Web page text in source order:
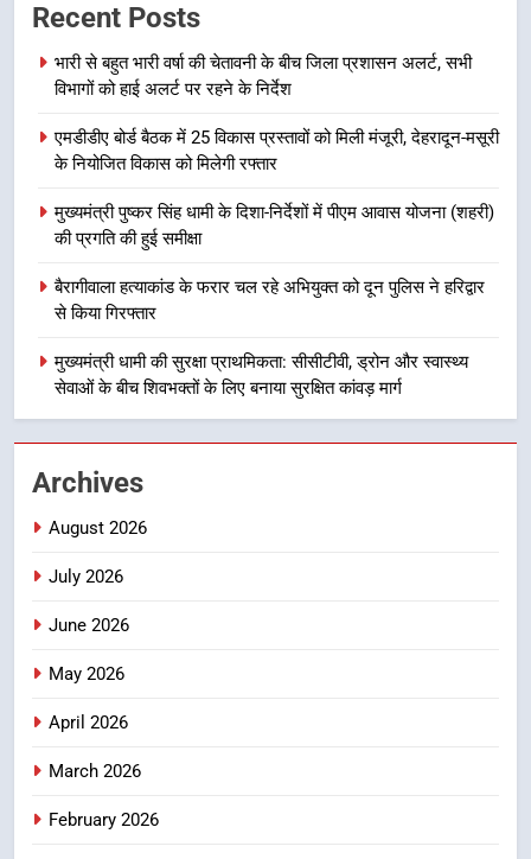
उत्तराखंड समाचार
महाराज की राजस्थान के मुख्यमंत्री से
शिष्टाचार भेंट पर्यटन और सांस्कृतिक
गतिविधियों के विस्तार पर हुई चर्चा
उत्तराखंड समाचार
भारी से बहुत भारी वर्षा की चेतावनी के बीच
अलर्ट पर रहने के निर्देश
उत्तराखंड समाचार
3
Recent Posts
भारी से बहुत भारी वर्षा की चेतावनी के बीच जिला प्रशासन अलर्ट, सभी
विभागों को हाई अलर्ट पर रहने के निर्देश
एमडीडीए बोर्ड बैठक में 25 विकास प्रस्तावों को मिली मंजूरी, देहरादून-मसूरी
के नियोजित विकास को मिलेगी रफ्तार
मुख्यमंत्री पुष्कर सिंह धामी के दिशा-निर्देशों में पीएम आवास योजना (शहरी)
की प्रगति की हुई समीक्षा
बैरागीवाला हत्याकांड के फरार चल रहे अभियुक्त को दून पुलिस ने हरिद्वार
से किया गिरफ्तार
मुख्यमंत्री धामी की सुरक्षा प्राथमिकता: सीसीटीवी, ड्रोन और स्वास्थ्य
सेवाओं के बीच शिवभक्तों के लिए बनाया सुरक्षित कांवड़ मार्ग
Archives
August 2026
July 2026
June 2026
May 2026
April 2026
March 2026
February 2026